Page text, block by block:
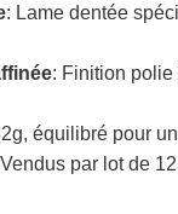
: Lame dentée
: Finition polie
équilibré pour
par lot de